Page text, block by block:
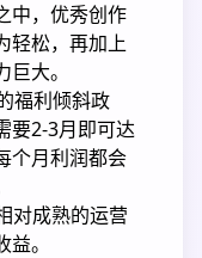
中，优秀创作
轻松，再加上
大。
福利倾斜政
要2-3月即可达
个月利润都会
对成熟的运营
。